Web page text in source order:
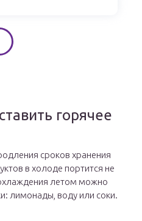
горячее
сроков хранения
в холоде портится не
летом можно
лимонады, воду или соки.